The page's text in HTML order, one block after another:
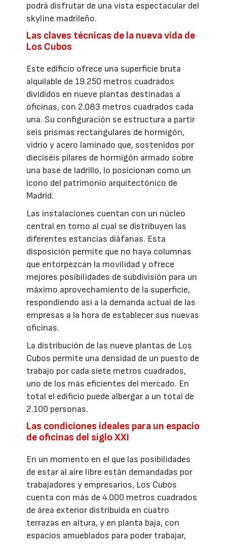
podrá disfrutar de una vista espectacular del
skyline madrileño.
Las claves técnicas de la nueva vida de
Los Cubos
Este edificio ofrece una superficie bruta
alquilable de 19.250 metros cuadrados
divididos en nueve plantas destinadas a
oficinas, con 2.083 metros cuadrados cada
una. Su configuración se estructura a partir
seis prismas rectangulares de hormigón,
vidrio y acero laminado que, sostenidos por
dieciséis pilares de hormigón armado sobre
una base de ladrillo, lo posicionan como un
icono del patrimonio arquitectónico de
Madrid.
Las instalaciones cuentan con un núcleo
central en torno al cual se distribuyen las
diferentes estancias diáfanas. Esta
disposición permite que no haya columnas
que entorpezcan la movilidad y ofrece
mejores posibilidades de subdivisión para un
máximo aprovechamiento de la superficie,
respondiendo así a la demanda actual de las
empresas a la hora de establecer sus nuevas
oficinas.
La distribución de las nueve plantas de Los
Cubos permite una densidad de un puesto de
trabajo por cada siete metros cuadrados,
uno de los más eficientes del mercado. En
total el edificio puede albergar a un total de
2.100 personas.
Las condiciones ideales para un espacio
de oficinas del siglo XXI
En un momento en el que las posibilidades
de estar al aire libre están demandadas por
trabajadores y empresarios, Los Cubos
cuenta con más de 4.000 metros cuadrados
de área exterior distribuida en cuatro
terrazas en altura, y en planta baja, con
espacios amueblados para poder trabajar,